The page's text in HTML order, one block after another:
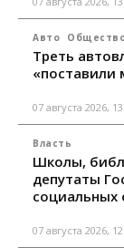
Авто
Треть
«поставили
07 августа 2026,
Власть
Школы,
депутаты
социальных
07 августа 2026,